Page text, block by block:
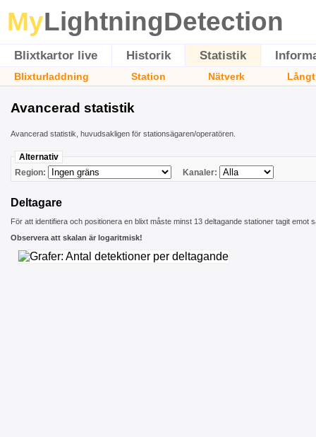
MyLightningDetection
Blixtkartor live Historik Statistik
Blixturladdning Station Nätverk
Avancerad statistik
Avancerad statistik, huvudsakligen för stationsägaren/operatören.
Alternativ
Region:
Kanaler:
Deltagare
För att identifiera och positionera en blixt måste minst 13 deltagande stationer tagit emot
Observera att skalan är logaritmisk!